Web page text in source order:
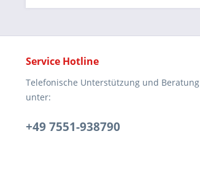
Service Hotline
Telefonische Unterstützung und Beratung
unter:
+49 7551-938790